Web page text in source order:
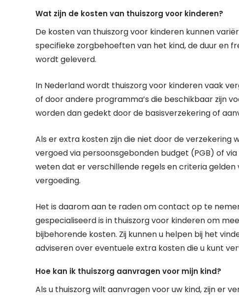
Wat zijn de kosten van thuiszorg voor kinderen?
De kosten van thuiszorg voor kinderen kunnen
specifieke zorgbehoeften van het kind, de duur en
wordt geleverd.
In Nederland wordt thuiszorg voor kinderen vaak
of door andere programma’s die beschikbaar zijn
worden dan gedekt door de basisverzekering of
Als er extra kosten zijn die niet door de verzekering
vergoed via persoonsgebonden budget (PGB) of
weten dat er verschillende regels en criteria
vergoeding.
Het is daarom aan te raden om contact op te
gespecialiseerd is in thuiszorg voor kinderen om
bijbehorende kosten. Zij kunnen u helpen bij het
adviseren over eventuele extra kosten die u kunt
Hoe kan ik thuiszorg aanvragen voor mijn kind?
Als u thuiszorg wilt aanvragen voor uw kind, zijn er